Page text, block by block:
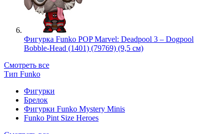
Фигурка Funko POP Marvel: Deadpool 3 – Dogpool
Bobble-Head (1401) (79769) (9,5 см)
Смотреть все
Тип Funko
Фигурки
Брелок
Фигурки Funko Mystery Minis
Funko Pint Size Heroes